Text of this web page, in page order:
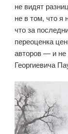
не видят
не в том, что я
что за
переоценка
авторов — и не
Георгиевича